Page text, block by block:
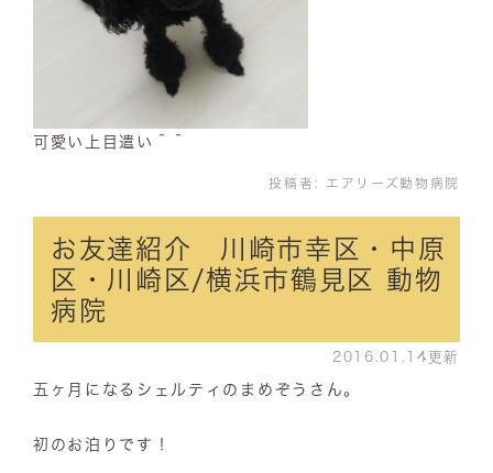
可愛い上目遣い＾＾
投稿者: エアリーズ動物病院
お友達紹介 川崎市幸区・中原
区・川崎区/横浜市鶴見区 動物
病院
2016.01.14更新
五ヶ月になるシェルティのまめぞうさん。
初のお泊りです！